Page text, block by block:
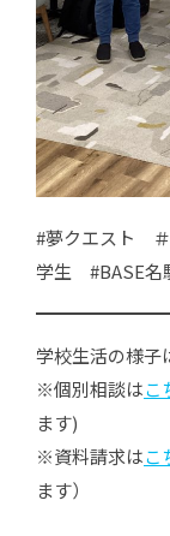
#夢クエスト
学生 #BASE
学校生活の様子
※個別相談はこ
ます)
※資料請求はこ
ます）